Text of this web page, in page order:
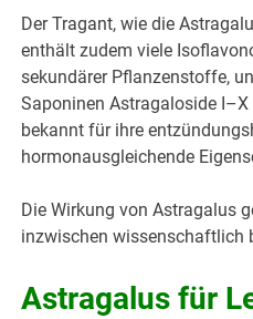
Der Tragant, wie die
enthält zudem viele
sekundärer Pflanzenstoffe,
Saponinen Astragaloside
bekannt für ihre
hormonausgleichende
Die Wirkung von Astragalus
inzwischen wissenschaftlich
Astragalus für